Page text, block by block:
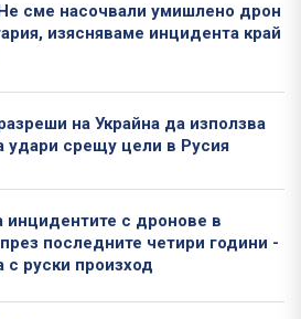
сме насочвали умишлено дрон
изясняваме инцидента край
на Украйна да използва
удари срещу цели в Русия
инцидентите с дронове в
последните четири години -
с руски произход